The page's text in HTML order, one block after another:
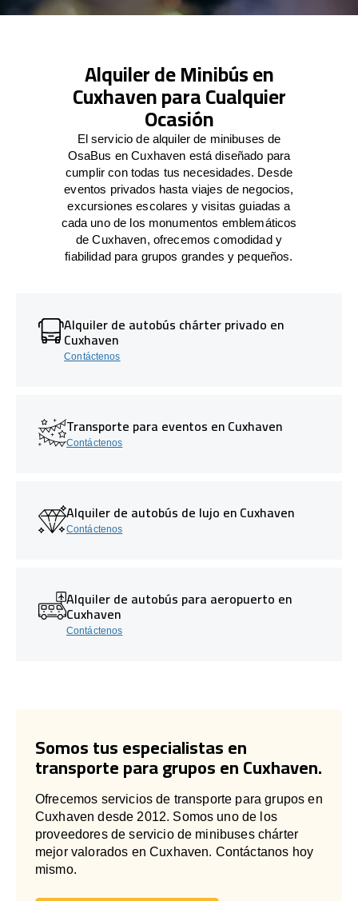
Alquiler de Minibús en
Cuxhaven para Cualquier
Ocasión
El servicio de alquiler de minibuses de
OsaBus en Cuxhaven está diseñado para
cumplir con todas tus necesidades. Desde
eventos privados hasta viajes de negocios,
excursiones escolares y visitas guiadas a
cada uno de los monumentos emblemáticos
de Cuxhaven, ofrecemos comodidad y
fiabilidad para grupos grandes y pequeños.
Alquiler de autobús chárter privado en
Cuxhaven
Contáctenos
Transporte para eventos en Cuxhaven
Contáctenos
Alquiler de autobús de lujo en Cuxhaven
Contáctenos
Alquiler de autobús para aeropuerto en
Cuxhaven
Contáctenos
Somos tus especialistas en
transporte para grupos en Cuxhaven.
Ofrecemos servicios de transporte para grupos en
Cuxhaven desde 2012. Somos uno de los
proveedores de servicio de minibuses chárter
mejor valorados en Cuxhaven. Contáctanos hoy
mismo.